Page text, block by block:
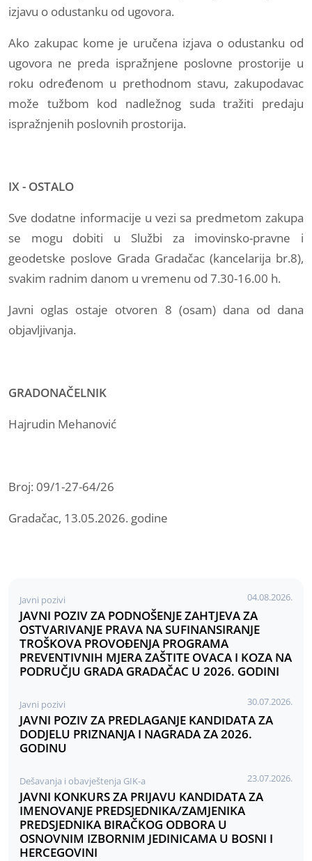
izjavu o odustanku od ugovora.
Ako zakupac kome je uručena izjava o odustanku od
ugovora ne preda ispražnjene poslovne prostorije u
roku određenom u prethodnom stavu, zakupodavac
može tužbom kod nadležnog suda tražiti predaju
ispražnjenih poslovnih prostorija.
IX - OSTALO
Sve dodatne informacije u vezi sa predmetom zakupa
se mogu dobiti u Službi za imovinsko-pravne i
geodetske poslove Grada Gradačac (kancelarija br.8),
svakim radnim danom u vremenu od 7.30-16.00 h.
Javni oglas ostaje otvoren 8 (osam) dana od dana
objavljivanja.
GRADONAČELNIK
Hajrudin Mehanović
Broj: 09/1-27-64/26
Gradačac, 13.05.2026. godine
Javni pozivi 04.08.2026.
JAVNI POZIV ZA PODNOŠENJE ZAHTJEVA ZA
OSTVARIVANJE PRAVA NA SUFINANSIRANJE
TROŠKOVA PROVOĐENJA PROGRAMA
PREVENTIVNIH MJERA ZAŠTITE OVACA I KOZA NA
PODRUČJU GRADA GRADAČAC U 2026. GODINI
Javni pozivi 30.07.2026.
JAVNI POZIV ZA PREDLAGANJE KANDIDATA ZA
DODJELU PRIZNANJA I NAGRADA ZA 2026.
GODINU
Dešavanja i obavještenja GIK-a 23.07.2026.
JAVNI KONKURS ZA PRIJAVU KANDIDATA ZA
IMENOVANJE PREDSJEDNIKA/ZAMJENIKA
PREDSJEDNIKA BIRAČKOG ODBORA U
OSNOVNIM IZBORNIM JEDINICAMA U BOSNI I
HERCEGOVINI